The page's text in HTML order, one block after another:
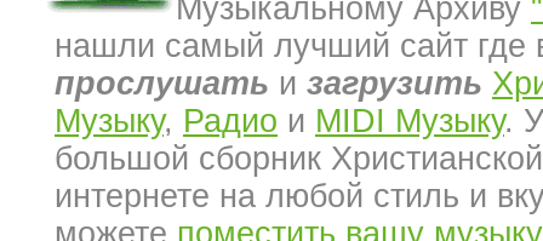
Музыкальному Архиву
нашли самый лучший сайт где
прослушать и загрузить
Музыку, Радио и MIDI Музыку.
большой сборник
интернете на любой стиль и
можете поместить вашу музыку